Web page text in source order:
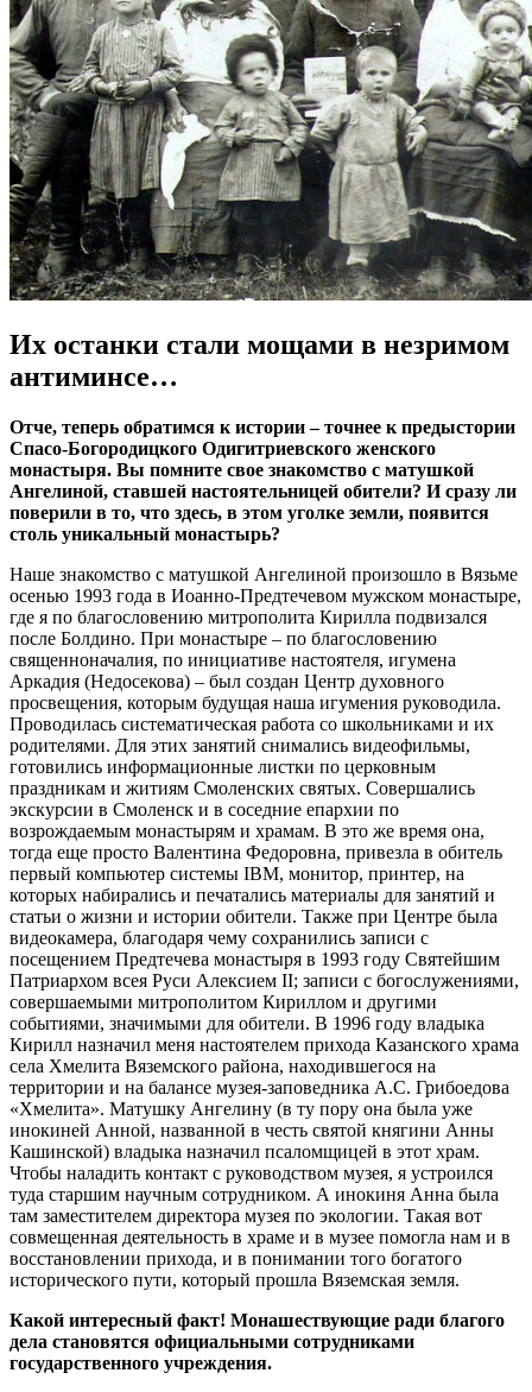
Их останки стали мощами в незримом
антиминсе…
Отче, теперь обратимся к истории – точнее к предыстории
Спасо-Богородицкого Одигитриевского женского
монастыря. Вы помните свое знакомство с матушкой
Ангелиной, ставшей настоятельницей обители? И сразу ли
поверили в то, что здесь, в этом уголке земли, появится
столь уникальный монастырь?
Наше знакомство с матушкой Ангелиной произошло в Вязьме
осенью 1993 года в Иоанно-Предтечевом мужском монастыре,
где я по благословению митрополита Кирилла подвизался
после Болдино. При монастыре – по благословению
священноначалия, по инициативе настоятеля, игумена
Аркадия (Недосекова) – был создан Центр духовного
просвещения, которым будущая наша игумения руководила.
Проводилась систематическая работа со школьниками и их
родителями. Для этих занятий снимались видеофильмы,
готовились информационные листки по церковным
праздникам и житиям Смоленских святых. Совершались
экскурсии в Смоленск и в соседние епархии по
возрождаемым монастырям и храмам. В это же время она,
тогда еще просто Валентина Федоровна, привезла в обитель
первый компьютер системы IBM, монитор, принтер, на
которых набирались и печатались материалы для занятий и
статьи о жизни и истории обители. Также при Центре была
видеокамера, благодаря чему сохранились записи с
посещением Предтечева монастыря в 1993 году Святейшим
Патриархом всея Руси Алексием II; записи с богослужениями,
совершаемыми митрополитом Кириллом и другими
событиями, значимыми для обители. В 1996 году владыка
Кирилл назначил меня настоятелем прихода Казанского храма
села Хмелита Вяземского района, находившегося на
территории и на балансе музея-заповедника А.С. Грибоедова
«Хмелита». Матушку Ангелину (в ту пору она была уже
инокиней Анной, названной в честь святой княгини Анны
Кашинской) владыка назначил псаломщицей в этот храм.
Чтобы наладить контакт с руководством музея, я устроился
туда старшим научным сотрудником. А инокиня Анна была
там заместителем директора музея по экологии. Такая вот
совмещенная деятельность в храме и в музее помогла нам и в
восстановлении прихода, и в понимании того богатого
исторического пути, который прошла Вяземская земля.
Какой интересный факт! Монашествующие ради благого
дела становятся официальными сотрудниками
государственного учреждения.